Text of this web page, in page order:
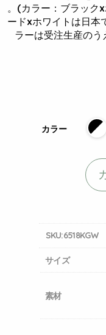
。(カラー：ブラック
ードxホワイトは日本
ラーは受注生産のう
カラー
SKU:6518KGW
サイズ
素材